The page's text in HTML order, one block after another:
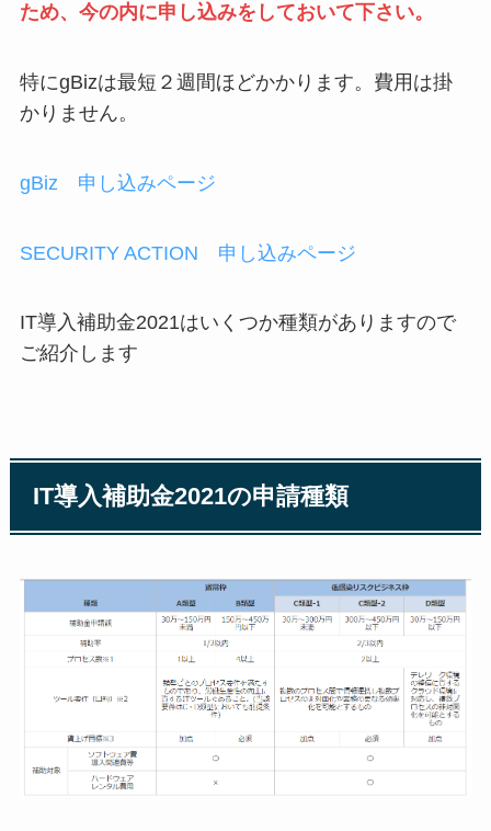
ため、今の内に申し込みをしておいて下さい。
特にgBizは最短２週間ほどかかります。費用は掛
かりません。
gBiz 申し込みページ
SECURITY ACTION 申し込みページ
IT導入補助金2021はいくつか種類がありますので
ご紹介します
IT導入補助金2021の申請種類